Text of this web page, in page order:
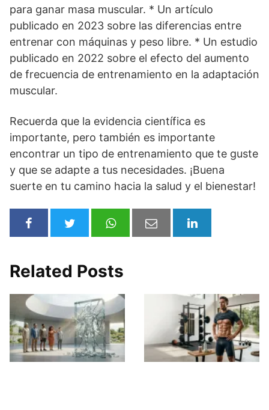
para ganar masa muscular. * Un artículo
publicado en 2023 sobre las diferencias entre
entrenar con máquinas y peso libre. * Un estudio
publicado en 2022 sobre el efecto del aumento
de frecuencia de entrenamiento en la adaptación
muscular.
Recuerda que la evidencia científica es
importante, pero también es importante
encontrar un tipo de entrenamiento que te guste
y que se adapte a tus necesidades. ¡Buena
suerte en tu camino hacia la salud y el bienestar!
Related Posts